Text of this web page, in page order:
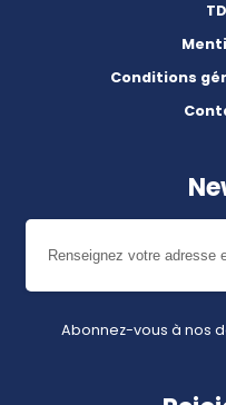
Conditions
Abonnez-vous à nos